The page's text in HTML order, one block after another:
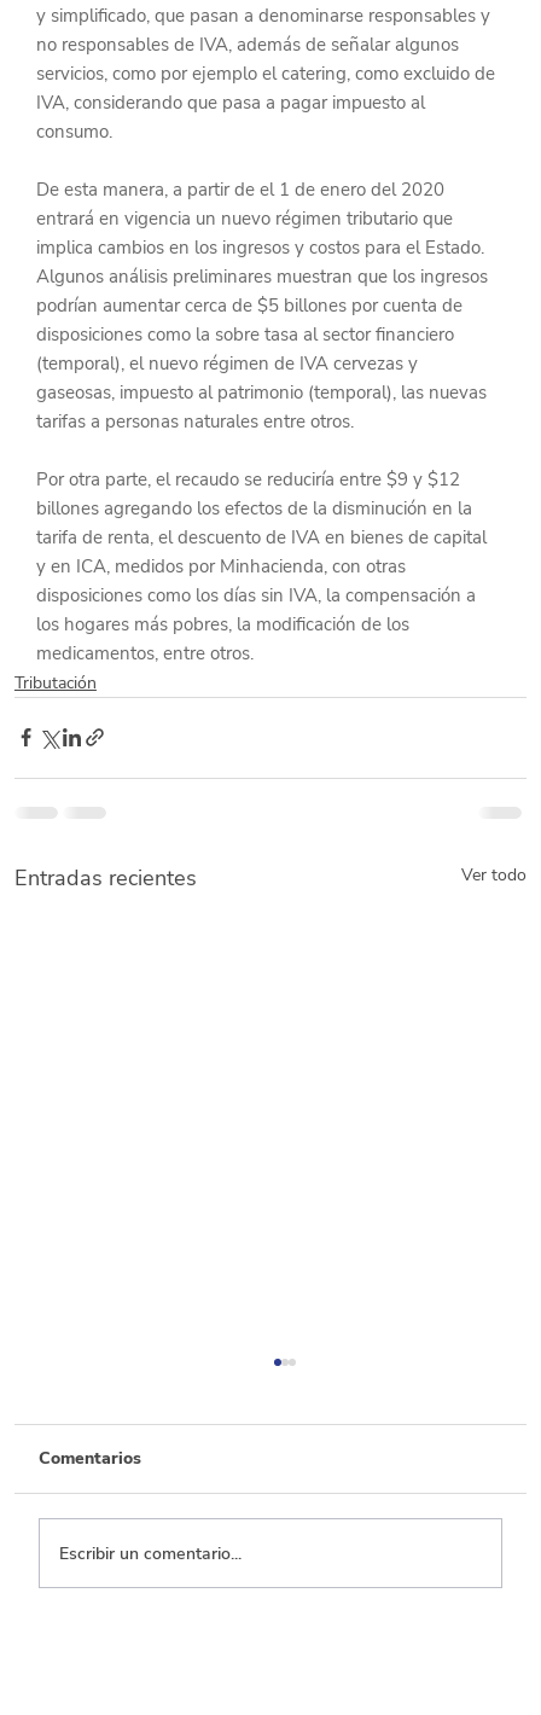
y simplificado, que pasan a denominarse responsables y
no responsables de IVA, además de señalar algunos
servicios, como por ejemplo el catering, como excluido de
IVA, considerando que pasa a pagar impuesto al
consumo.
De esta manera, a partir de el 1 de enero del 2020
entrará en vigencia un nuevo régimen tributario que
implica cambios en los ingresos y costos para el Estado.
Algunos análisis preliminares muestran que los ingresos
podrían aumentar cerca de $5 billones por cuenta de
disposiciones como la sobre tasa al sector financiero
(temporal), el nuevo régimen de IVA cervezas y
gaseosas, impuesto al patrimonio (temporal), las nuevas
tarifas a personas naturales entre otros.
Por otra parte, el recaudo se reduciría entre $9 y $12
billones agregando los efectos de la disminución en la
tarifa de renta, el descuento de IVA en bienes de capital
y en ICA, medidos por Minhacienda, con otras
disposiciones como los días sin IVA, la compensación a
los hogares más pobres, la modificación de los
medicamentos, entre otros.
Tributación
Entradas recientes Ver todo
Comentarios
Escribir un comentario...